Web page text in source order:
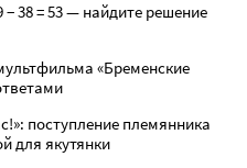
38 = 53 — найдите решение
«Бременские
поступление племянника
для якутянки